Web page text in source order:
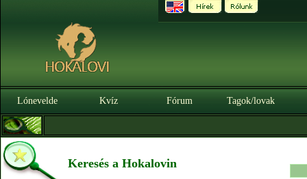
Lónevelde Kvíz Fórum Tagok/lovak
Keresés a Hokalovin